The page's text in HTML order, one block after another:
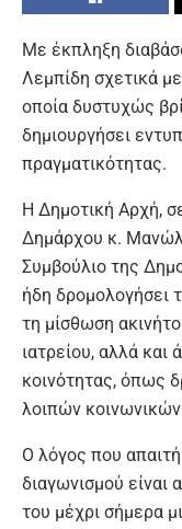
Με έκπληξη
Λεμπίδη σχετικά
οποία δυστυχώς
δημιουργήσει
πραγματικότητας.
Η Δημοτική Αρχή,
Δημάρχου κ.
Συμβούλιο της
ήδη δρομολογήσει
τη μίσθωση
ιατρείου, αλλά και
κοινότητας, όπως
λοιπών
Ο λόγος που
διαγωνισμού είναι
του μέχρι σήμερα